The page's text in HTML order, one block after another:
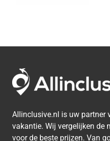
Allinclusive.nl is uw partner
vakantie. Wij vergelijken de
voor de beste prijzen. Van